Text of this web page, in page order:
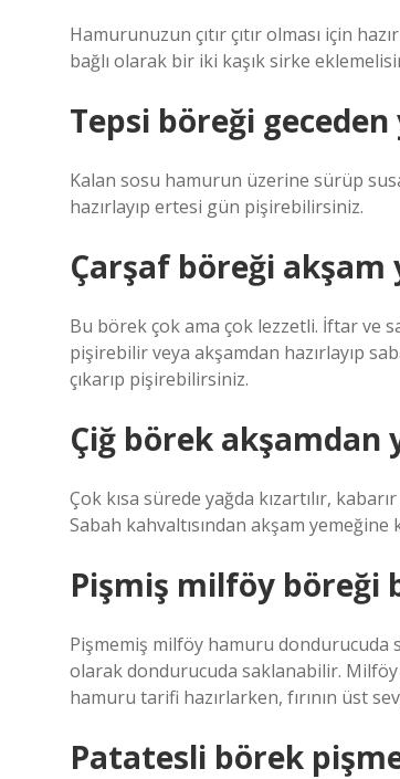
Hamurunuzun çıtır çıtır olması için
bağlı olarak bir iki kaşık sirke
Tepsi böreği geceden
Kalan sosu hamurun üzerine sürüp
hazırlayıp ertesi gün pişirebilirsiniz.
Çarşaf böreği akşam
Bu börek çok ama çok lezzetli. İftar ve
pişirebilir veya akşamdan hazırlayıp
çıkarıp pişirebilirsiniz.
Çiğ börek akşamdan
Çok kısa sürede yağda kızartılır,
Sabah kahvaltısından akşam
Pişmiş milföy böreği
Pişmemiş milföy hamuru dondurucuda
olarak dondurucuda saklanabilir.
hamuru tarifi hazırlarken, fırının üst
Patatesli börek